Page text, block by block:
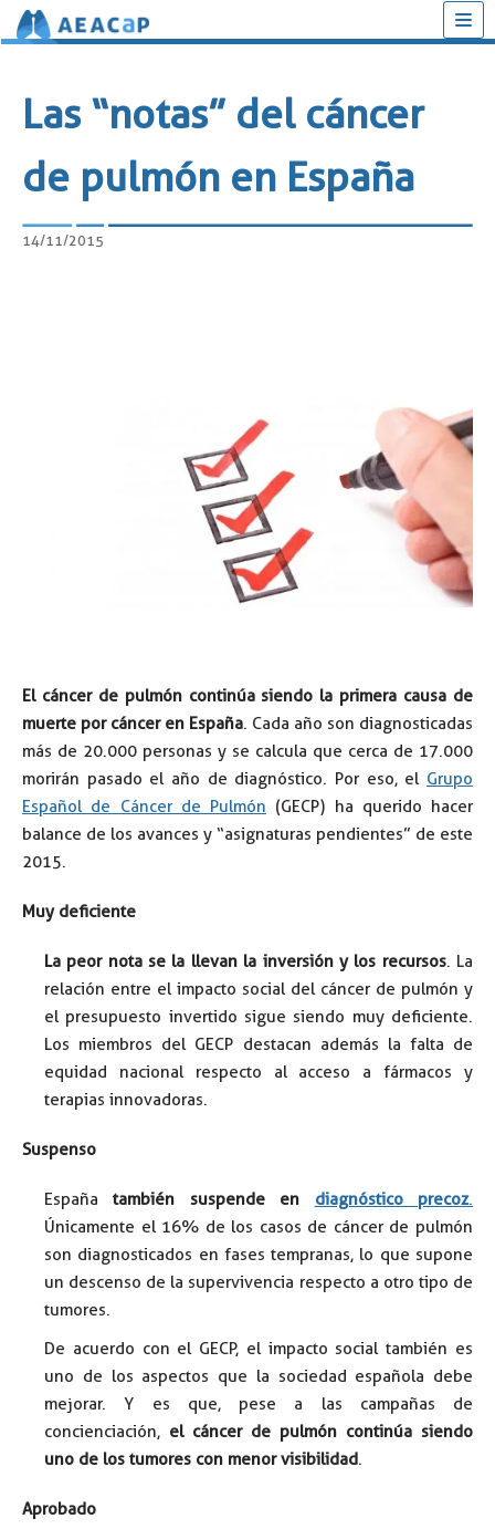
contenido
Las “notas” del cáncer
de pulmón en España
14/11/2015
El cáncer de pulmón continúa siendo la primera causa de
muerte por cáncer en España. Cada año son diagnosticadas
más de 20.000 personas y se calcula que cerca de 17.000
morirán pasado el año de diagnóstico. Por eso, el Grupo
Español de Cáncer de Pulmón (GECP) ha querido hacer
balance de los avances y “asignaturas pendientes” de este
2015.
Muy deficiente
La peor nota se la llevan la inversión y los recursos. La
relación entre el impacto social del cáncer de pulmón y
el presupuesto invertido sigue siendo muy deficiente.
Los miembros del GECP destacan además la falta de
equidad nacional respecto al acceso a fármacos y
terapias innovadoras.
Suspenso
Españatambién suspende en diagnóstico precoz.
Únicamente el 16% de los casos de cáncer de pulmón
son diagnosticados en fases tempranas, lo que supone
un descenso de la supervivencia respecto a otro tipo de
tumores.
De acuerdo con el GECP, el impacto social también es
uno de los aspectos que la sociedad española debe
mejorar. Y es que, pese a las campañas de
concienciación, el cáncer de pulmón continúa siendo
uno de los tumores con menor visibilidad.
Aprobado